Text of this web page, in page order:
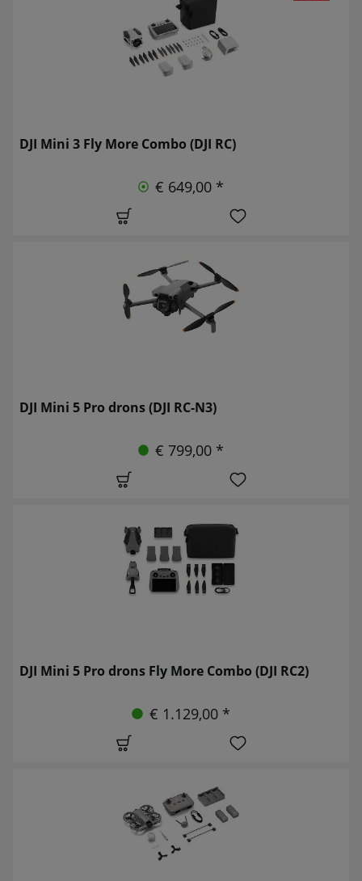
DJI Mini 3 Fly More Combo (DJI RC)
€ 649,00 *
DJI Mini 5 Pro drons (DJI RC-N3)
€ 799,00 *
DJI Mini 5 Pro drons Fly More Combo (DJI RC2)
€ 1.129,00 *